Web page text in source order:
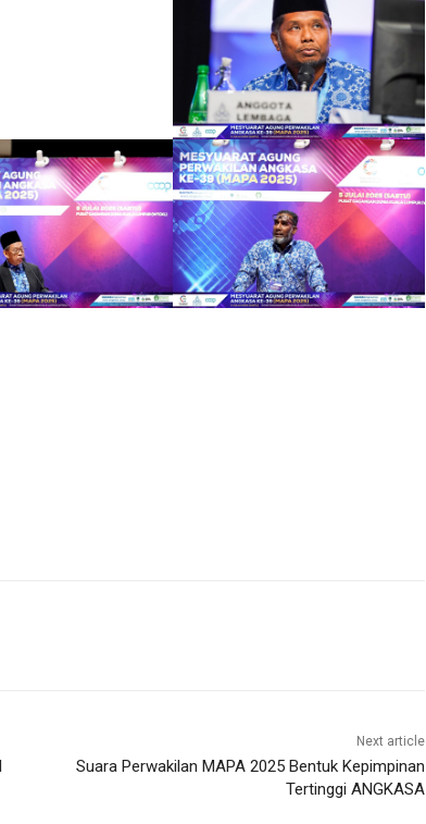
Next article
Suara Perwakilan MAPA 2025 Bentuk Kepimpinan
Tertinggi ANGKASA